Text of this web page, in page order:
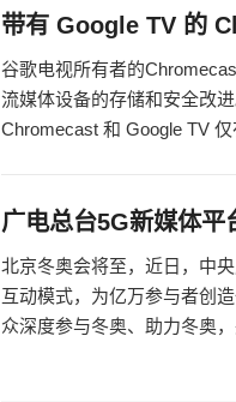
带有 Google TV 的
谷歌电视所有者的
流媒体设备的存储和安全改
Chromecast 和 Google TV
广电总台5G新媒体平
北京冬奥会将至，近日，中
互动模式，为亿万参与者创
众深度参与冬奥、助力冬奥